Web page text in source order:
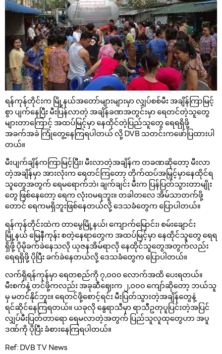
ရန်ကုန်တိုင်းက မြို့နယ်အတော်များများမှာ လျှပ်စစ်မီး အချိန်ကြာမြင့်
စွာ ပျက်နေပြီး မီးပြန်လာတဲ့ အချိန်ခဏအတွင်းမှာ ရေတင်တဲ့သူတွေ
များတာကြောင့် အထပ်မြင့်မှာ နေထိုင်တဲ့ပြည်သူတွေ ရေရရှိဖို့
အခက်အခဲ ကြုံတွေ့နေကြရပါတယ် လို့ DVB သတင်းကဖော်ပြထားပါ
တယ်။
မီးပျက်ချိန်ကကြာမြင့်ပြီး၊ မီးလာတဲ့အချိန်က တခဏဆိုတော့ မီးလာ
တဲ့အချိန်မှာ အားလုံးက ရေတင်ကြတော့ တိုက်ထပ်အမြှင့်မှာနေထိုင်ရ
သူတွေအတွက် ရေမရောက်ဘဲ၊ ချက်ချင်း မီးက ပြန်ပြတ်သွားတာမျိုး
တွေ ဖြစ်နေတော့ ရေက လုံးဝမရဘူး။ တခါတလေ အိမ်သာတက်ဖို့
တောင် ရေကမရှိဘူးဖြစ်နေတယ်လို့ ဒေသခံတွေက ပြောပါတယ်။
ရန်ကုန်တိုင်းထဲက တာမွေမြို့နယ်၊ ကျောက်မြောင်း၊ စမ်းချောင်း
မြို့နယ် မြေနီကုန်း စတဲ့နေရာတွေက အထပ်မြင့်မှာ နေထိုင်သူတွေ ရေရ
ရှိဖို့ ပိုမိုခက်ခဲနေသလို ယုဇနအိမ်ရာလို နေထိုင်သူတွေအတွက်လည်း
ရေရရှိဖို့ ပိုပြီး ခက်ခဲနေတယ်လို့ ဒေသခံတွေက ပြောပါတယ်။
လက်ရှိရန်ကုန်မှာ ရေတစည်ကို ၇,၀၀၀ လောက်အထိ ပေးရတယ်။
မီးစက်နဲ့ တင်ဖို့ကလည်း အခုဆီဈေးက ၂,၀၀၀ ကျော်ဆိုတော့ ဘယ်သူ
မှ မတင်နိုင်ဘူး။ ရေတင်ဖို့စောင့်ရင်း မီးပြတ်သွားတဲ့အချိန်တွေနဲ့
ရင်ဆိုင်နေကြရတယ်။ ယခုလို နွေရာသီမှာ ရာသီဥတုပူပြင်းတဲ့အပြင်
လျှပ်မီးပြတ်တာရော ရေမလာတဲ့အတွက် ပြည်သူလူထုတွေဟာ အပူ
ဒဏ်ကို ပိုပြီး ခံစားနေကြရပါတယ်။
Ref: DVB TV News